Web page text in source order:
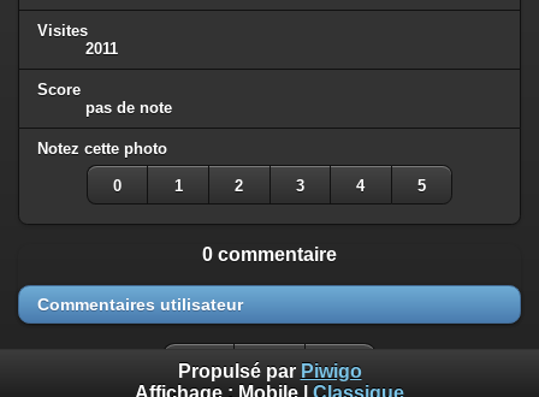
Visites
2011
Score
pas de note
Notez cette photo
0 1 2 3 4 5
0 commentaire
Commentaires utilisateur
Propulsé par Piwigo